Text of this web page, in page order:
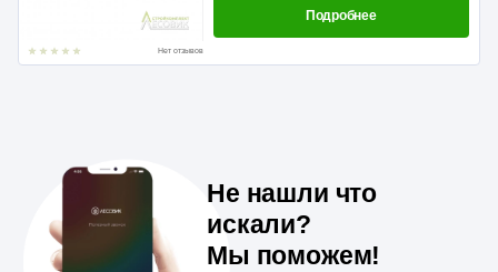
Нет отзывов
Подробнее
Не нашли что
искали?
Мы поможем!